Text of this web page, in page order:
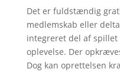
Det er fuldstændig
medlemskab eller
integreret del af
oplevelse. Der
Dog kan oprettelsen